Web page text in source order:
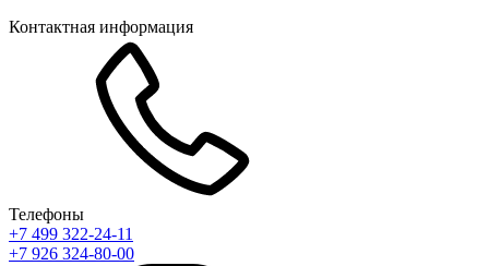
Контактная информация
Телефоны
+7 499 322-24-11
+7 926 324-80-00